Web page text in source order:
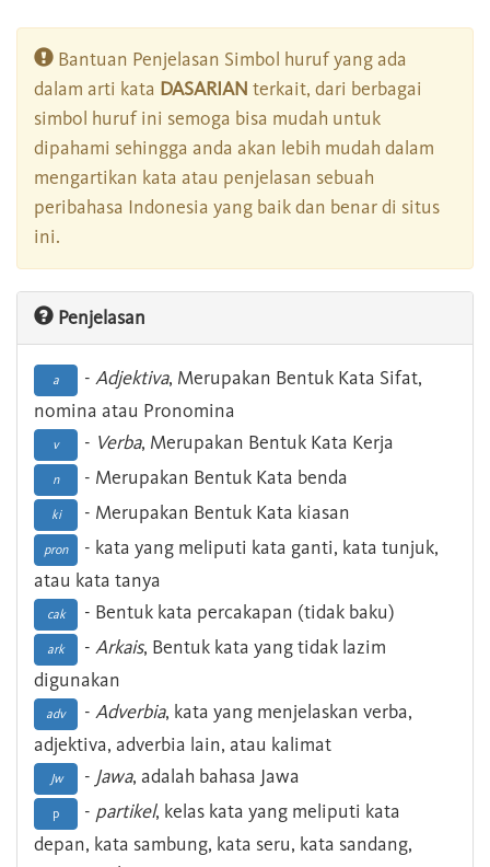
Bantuan Penjelasan Simbol huruf yang ada
dalam arti kata DASARIAN terkait, dari berbagai
simbol huruf ini semoga bisa mudah untuk
dipahami sehingga anda akan lebih mudah dalam
mengartikan kata atau penjelasan sebuah
peribahasa Indonesia yang baik dan benar di situs
ini.
Penjelasan
a - Adjektiva, Merupakan Bentuk Kata Sifat,
nomina atau Pronomina
v - Verba, Merupakan Bentuk Kata Kerja
n - Merupakan Bentuk Kata benda
ki - Merupakan Bentuk Kata kiasan
pron
- kata yang meliputi kata ganti, kata tunjuk,
atau kata tanya
cak - Bentuk kata percakapan (tidak baku)
ark - Arkais, Bentuk kata yang tidak lazim
digunakan
adv - Adverbia, kata yang menjelaskan verba,
adjektiva, adverbia lain, atau kalimat
Jw - Jawa, adalah bahasa Jawa
p - partikel, kelas kata yang meliputi kata
depan, kata sambung, kata seru, kata sandang,